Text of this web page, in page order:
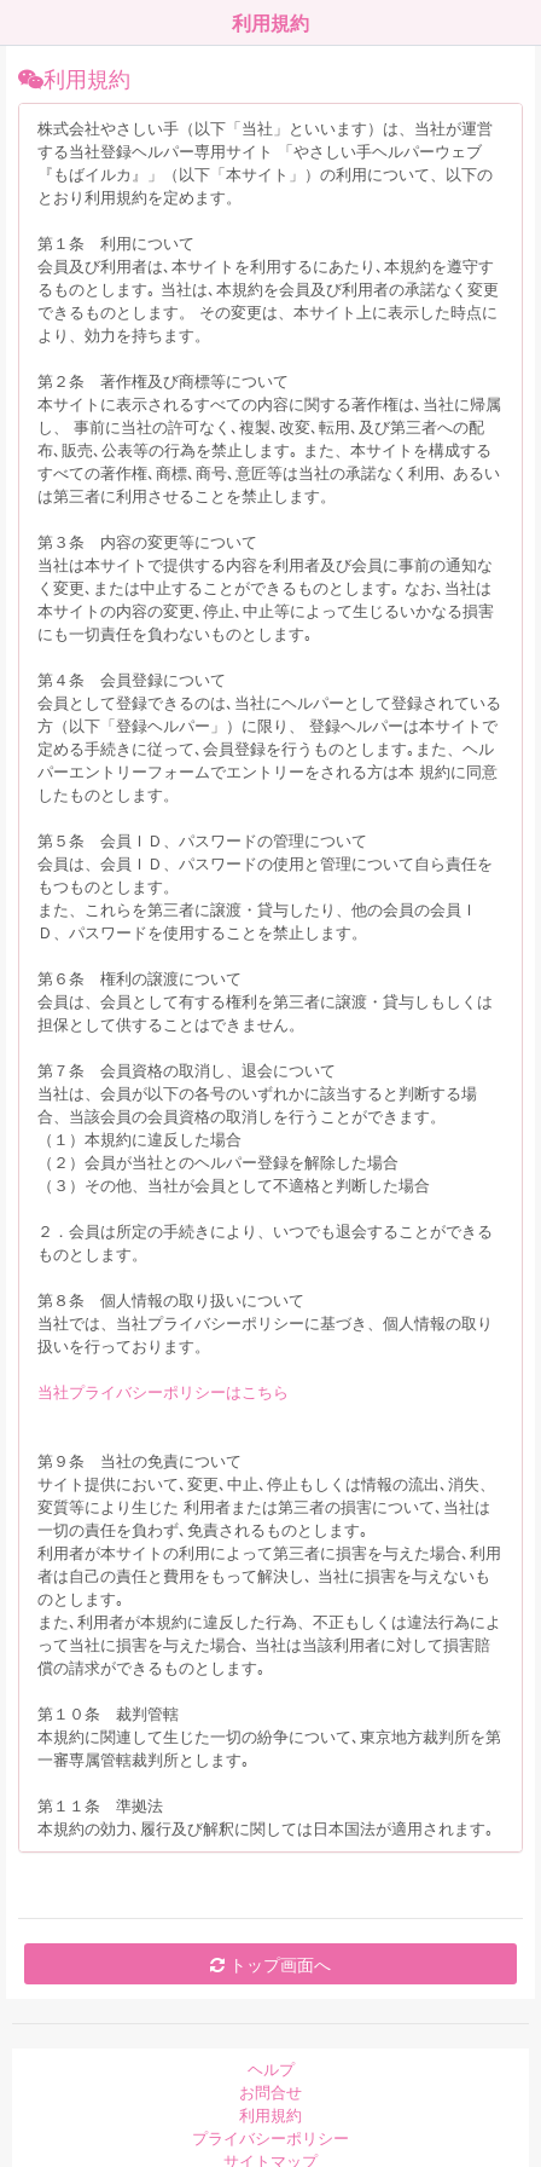
利用規約
利用規約
株式会社やさしい手（以下「当社」といいます）は、当社が運営
する当社登録ヘルパー専用サイト 「やさしい手ヘルパーウェブ
『もばイルカ』」（以下「本サイト」）の利用について、以下の
とおり利用規約を定めます。
第１条 利用について
会員及び利用者は､本サイトを利用するにあたり､本規約を遵守す
るものとします｡ 当社は､本規約を会員及び利用者の承諾なく変更
できるものとします。 その変更は、本サイト上に表示した時点に
より、効力を持ちます。
第２条 著作権及び商標等について
本サイトに表示されるすべての内容に関する著作権は､当社に帰属
し、 事前に当社の許可なく､複製､改変､転用､及び第三者への配
布､販売､公表等の行為を禁止します｡ また、本サイトを構成する
すべての著作権､商標､商号､意匠等は当社の承諾なく利用､ あるい
は第三者に利用させることを禁止します。
第３条 内容の変更等について
当社は本サイトで提供する内容を利用者及び会員に事前の通知な
く変更､または中止することができるものとします｡ なお､当社は
本サイトの内容の変更､停止､中止等によって生じるいかなる損害
にも一切責任を負わないものとします｡
第４条 会員登録について
会員として登録できるのは､当社にヘルパーとして登録されている
方（以下「登録ヘルパー」）に限り、 登録ヘルパーは本サイトで
定める手続きに従って､会員登録を行うものとします｡また、ヘル
パーエントリーフォームでエントリーをされる方は本 規約に同意
したものとします。
第５条 会員ＩＤ、パスワードの管理について
会員は、会員ＩＤ、パスワードの使用と管理について自ら責任を
もつものとします。
また、これらを第三者に譲渡・貸与したり、他の会員の会員Ｉ
Ｄ、パスワードを使用することを禁止します。
第６条 権利の譲渡について
会員は、会員として有する権利を第三者に譲渡・貸与しもしくは
担保として供することはできません。
第７条 会員資格の取消し、退会について
当社は、会員が以下の各号のいずれかに該当すると判断する場
合、当該会員の会員資格の取消しを行うことができます。
（１）本規約に違反した場合
（２）会員が当社とのヘルパー登録を解除した場合
（３）その他、当社が会員として不適格と判断した場合
２．会員は所定の手続きにより、いつでも退会することができる
ものとします。
第８条 個人情報の取り扱いについて
当社では、当社プライバシーポリシーに基づき、個人情報の取り
扱いを行っております。
当社プライバシーポリシーはこちら
第９条 当社の免責について
サイト提供において､変更､中止､停止もしくは情報の流出､消失、
変質等により生じた 利用者または第三者の損害について､当社は
一切の責任を負わず､免責されるものとします｡
利用者が本サイトの利用によって第三者に損害を与えた場合､利用
者は自己の責任と費用をもって解決し､ 当社に損害を与えないも
のとします｡
また､利用者が本規約に違反した行為、不正もしくは違法行為によ
って当社に損害を与えた場合､ 当社は当該利用者に対して損害賠
償の請求ができるものとします｡
第１０条 裁判管轄
本規約に関連して生じた一切の紛争について､東京地方裁判所を第
一審専属管轄裁判所とします｡
第１１条 準拠法
本規約の効力､履行及び解釈に関しては日本国法が適用されます｡
トップ画面へ
ヘルプ
お問合せ
利用規約
プライバシーポリシー
サイトマップ